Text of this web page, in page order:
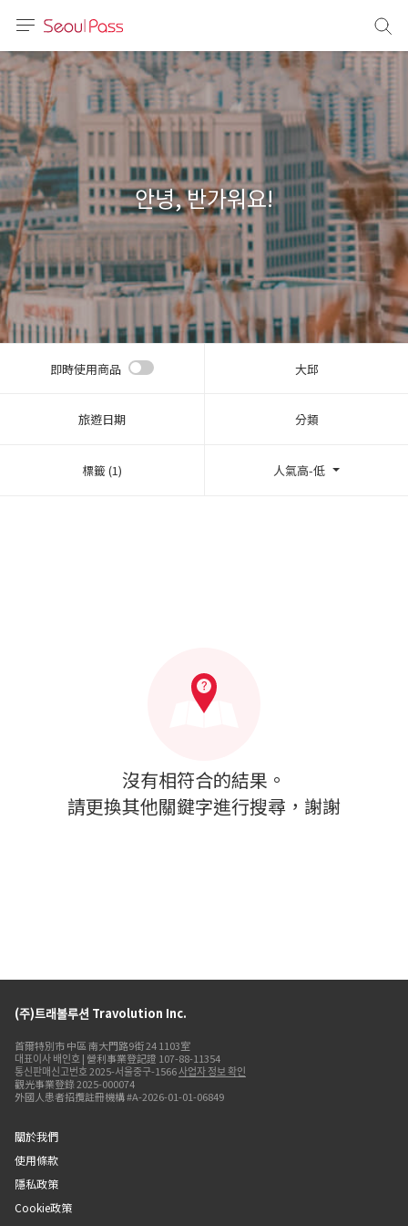
体)
文 (台灣)
안녕, 반가워요!
即時使用商品 大邱
旅遊日期 分類
標籤 (1) 人氣高-低
沒有相符合的結果。
請更換其他關鍵字進行搜尋，謝謝
(주)트래볼루션 Travolution Inc.
首爾特別市 中區 南大門路9街 24 1103室
대표이사 배인호 | 營利事業登記證 107-88-11354
통신판매신고번호 2025-서울중구-1566사업자 정보 확인
觀光事業登錄 2025-000074
外國人患者招攬註冊機構 #A-2026-01-01-06849
關於我們
使用條款
隱私政策
Cookie政策